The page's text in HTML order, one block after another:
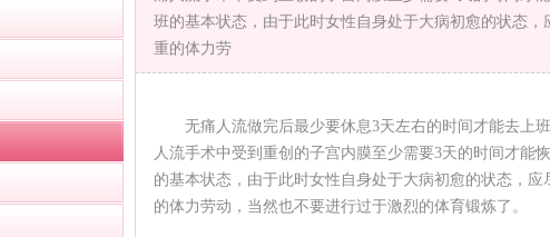
班的基本状态，由于此时女性自身处于大病初愈的状态，
重的体力劳
无痛人流做完后最少要休息3天左右的时间才能去上
人流手术中受到重创的子宫内膜至少需要3天的时间才能
的基本状态，由于此时女性自身处于大病初愈的状态，应
的体力劳动，当然也不要进行过于激烈的体育锻炼了。